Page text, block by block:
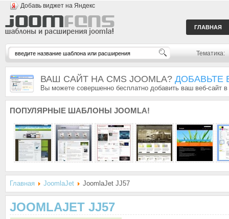
Добавь виджет на Яндекс
ГЛАВНАЯ
Тематика:
ВАШ САЙТ НА CMS JOOMLA? ДОБАВЬТЕ
Вы можете совершенно бесплатно добавить ваш веб-сайт
ПОПУЛЯРНЫЕ ШАБЛОНЫ JOOMLA!
Главная JoomlaJet JoomlaJet JJ57
JOOMLAJET JJ57